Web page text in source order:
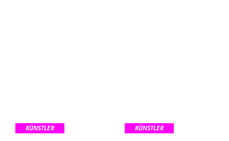
KÜNSTLER KÜNSTLER